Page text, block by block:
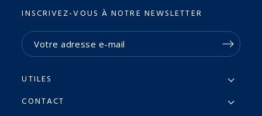
INSCRIVEZ-VOUS À NOTRE NEWSLETTER
UTILES
CONTACT